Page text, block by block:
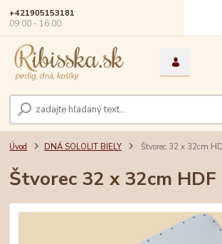
+421905153181
09:00 - 16:00
Úvod DNÁ SOLOLIT BIELY Štvorec 32 x 32cm
Štvorec 32 x 32cm HDF